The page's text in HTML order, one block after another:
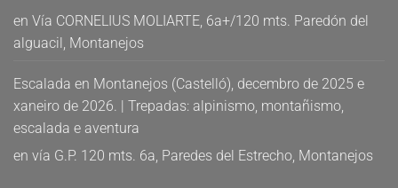
en Vía CORNELIUS MOLIARTE, 6a+/120 mts. Paredón del
alguacil, Montanejos
Escalada en Montanejos (Castelló), decembro de 2025 e
xaneiro de 2026. | Trepadas: alpinismo, montañismo,
escalada e aventura
en vía G.P. 120 mts. 6a, Paredes del Estrecho, Montanejos